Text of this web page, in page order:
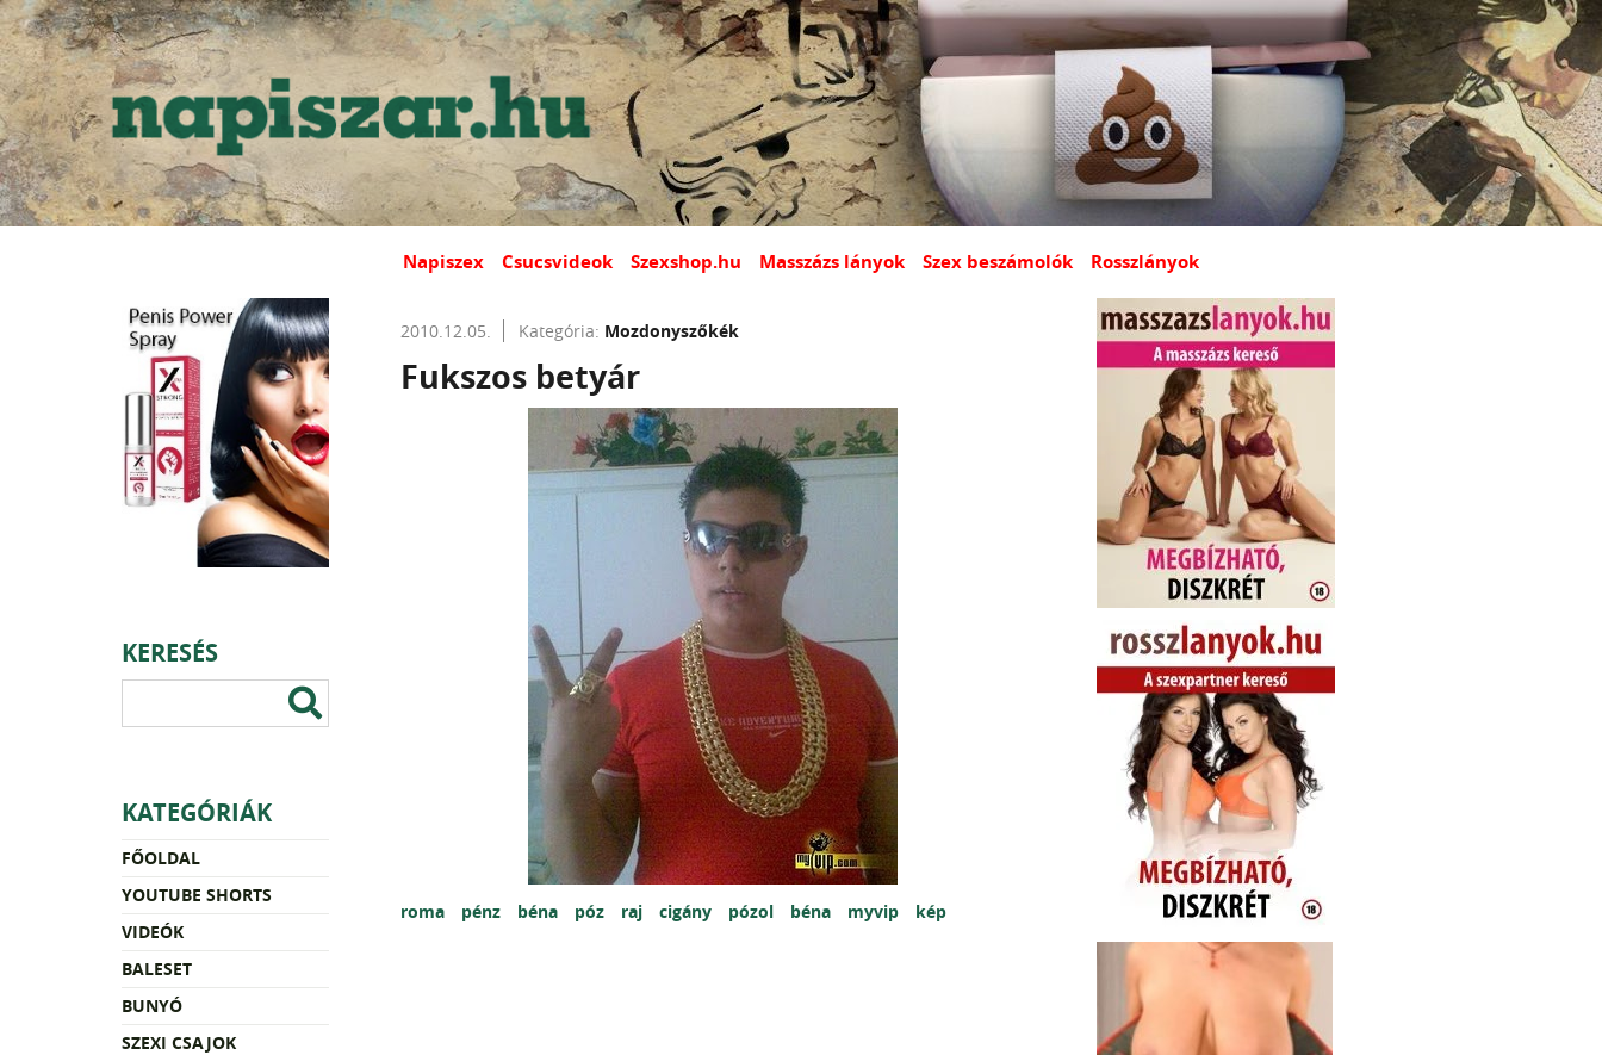
Napiszex Csucsvideok Szexshop.hu Masszázs lányok Szex beszámolók Rosszlányok
KERESÉS
KATEGÓRIÁK
FŐOLDAL
YOUTUBE SHORTS
VIDEÓK
BALESET
BUNYÓ
SZEXI CSAJOK
2010.12.05. Kategória: Mozdonyszőkék
Fukszos betyár
roma pénz béna póz raj cigány pózol béna myvip kép